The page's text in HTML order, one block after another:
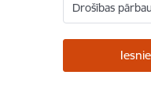
Drošības